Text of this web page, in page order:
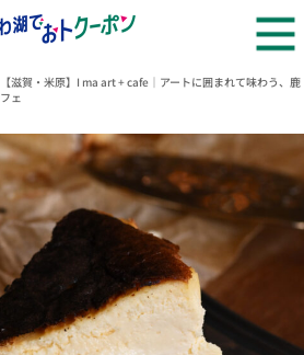
【滋賀・米原】I ma art + cafe｜アートに囲まれて味わう、鹿
ェ